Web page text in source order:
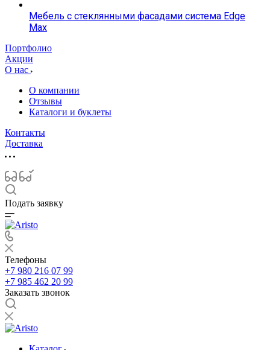
Мебель с стеклянными фасадами система Edge
Max
Портфолио
Акции
О нас
О компании
Отзывы
Каталоги и буклеты
Контакты
Доставка
Подать заявку
Телефоны
+7 980 216 07 99
+7 985 462 20 99
Заказать звонок